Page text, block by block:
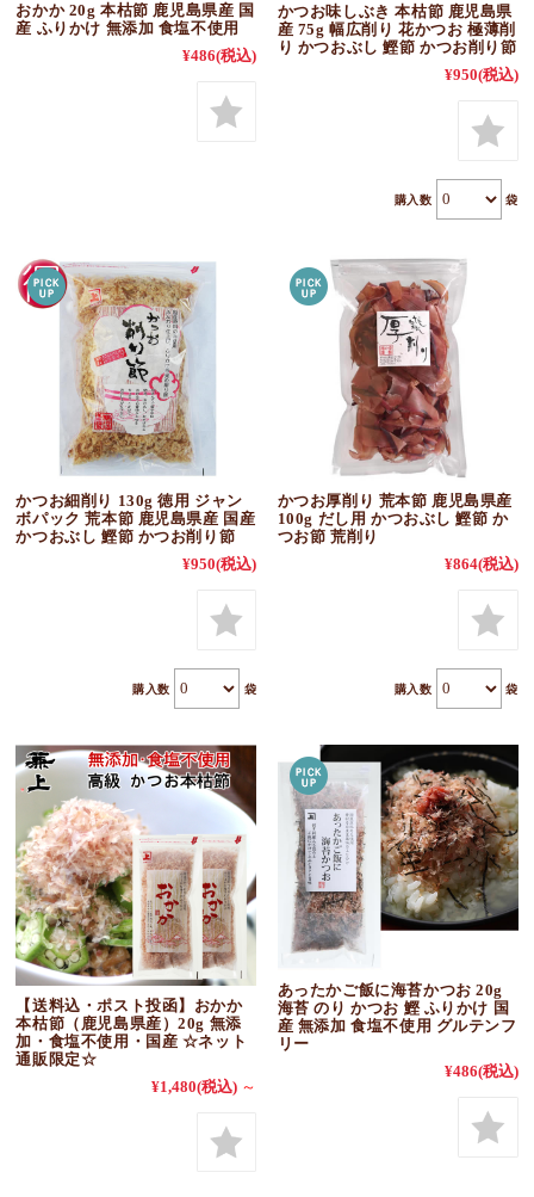
おかか 20g 本枯節 鹿児島県産 国
産 ふりかけ 無添加 食塩不使用
¥486(税込)
かつお味しぶき 本枯節 鹿児島県
産 75g 幅広削り 花かつお 極薄削
り かつおぶし 鰹節 かつお削り節
¥950(税込)
購入数 袋
かつお細削り 130g 徳用 ジャン
ボパック 荒本節 鹿児島県産 国産
かつおぶし 鰹節 かつお削り節
¥950(税込)
購入数 袋
かつお厚削り 荒本節 鹿児島県産
100g だし用 かつおぶし 鰹節 か
つお節 荒削り
¥864(税込)
購入数 袋
【送料込・ポスト投函】おかか
本枯節（鹿児島県産）20g 無添
加・食塩不使用・国産 ☆ネット
通販限定☆
¥1,480(税込) ～
あったかご飯に海苔かつお 20g
海苔 のり かつお 鰹 ふりかけ 国
産 無添加 食塩不使用 グルテンフ
リー
¥486(税込)